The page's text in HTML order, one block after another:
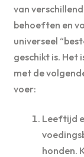
van
behoeften en
universeel
geschikt is. Het
met de
voer:
Leeftijd
honden.